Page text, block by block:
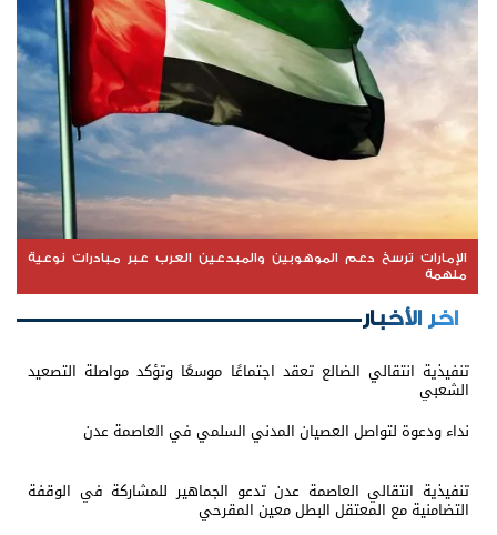
الإمارات ترسخ دعم الموهوبين والمبدعين العرب عبر مبادرات نوعية
ملهمة
اخر الأخبار
تنفيذية انتقالي الضالع تعقد اجتماعًا موسعًا وتؤكد مواصلة التصعيد
الشعبي
نداء ودعوة لتواصل العصيان المدني السلمي في العاصمة عدن
تنفيذية انتقالي العاصمة عدن تدعو الجماهير للمشاركة في الوقفة
التضامنية مع المعتقل البطل معين المقرحي